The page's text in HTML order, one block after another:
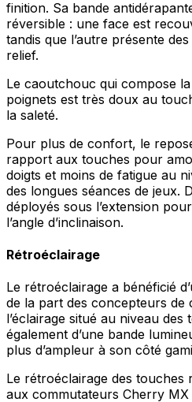
finition. Sa bande
réversible : une face est
tandis que l’autre présente
relief.
Le caoutchouc qui compose
poignets est très doux au
la saleté.
Pour plus de confort, le
rapport aux touches pour
doigts et moins de fatigue au
des longues séances de jeux.
déployés sous l’extension
l’angle d’inclinaison.
Rétroéclairage
Le rétroéclairage a bénéficié
de la part des concepteurs de
l’éclairage situé au niveau
également d’une bande
plus d’ampleur à son côté
Le rétroéclairage des touches
aux commutateurs Cherry